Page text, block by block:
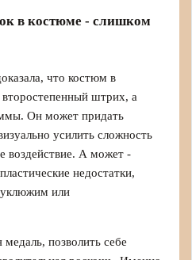
в костюме - слишком
что костюм в
штрих, а
Он может придать
усилить сложность
воздействие. А может -
недостатки,
или
позволить себе